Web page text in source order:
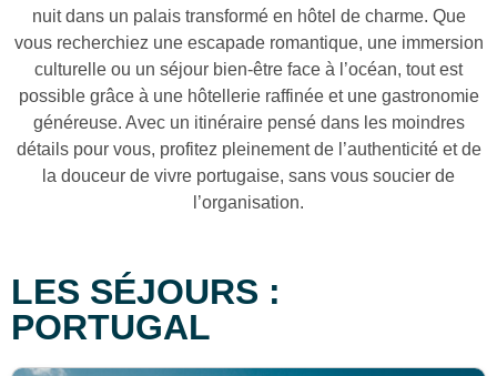
nuit dans un palais transformé en hôtel de charme. Que
vous recherchiez une escapade romantique, une immersion
culturelle ou un séjour bien-être face à l’océan, tout est
possible grâce à une hôtellerie raffinée et une gastronomie
généreuse. Avec un itinéraire pensé dans les moindres
détails pour vous, profitez pleinement de l’authenticité et de
la douceur de vivre portugaise, sans vous soucier de
l’organisation.
LES SÉJOURS :
PORTUGAL